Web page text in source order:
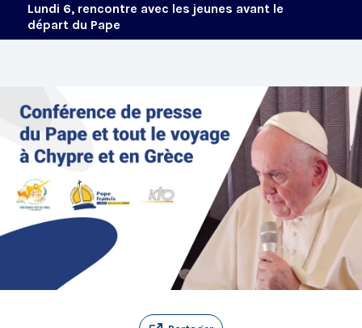
Lundi 6, rencontre avec les jeunes avant le
départ du Pape